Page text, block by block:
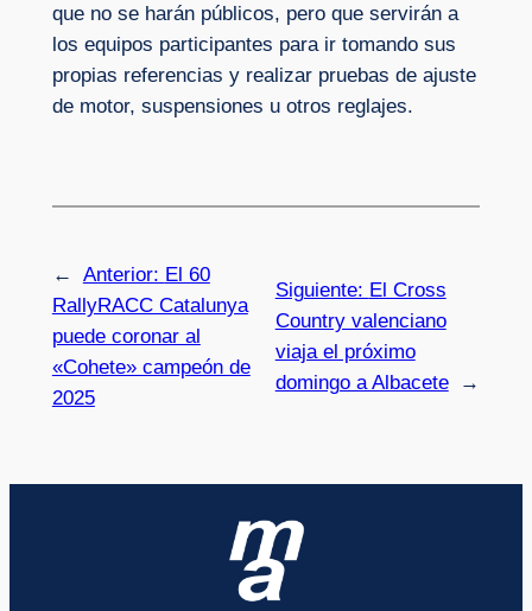
que no se harán públicos, pero que servirán a
los equipos participantes para ir tomando sus
propias referencias y realizar pruebas de ajuste
de motor, suspensiones u otros reglajes.
← Anterior: El 60
RallyRACC Catalunya
puede coronar al
«Cohete» campeón de
2025
Siguiente: El Cross
Country valenciano
viaja el próximo
domingo a Albacete
→